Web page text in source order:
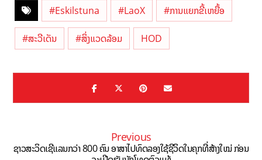
#Eskilstuna #LaoX #ການແຍກຂີ້ເຫຍື້ອ
#ສະວີເດັນ #ສິ່ງແວດລ້ອມ HOD
Previous
ຊາວສະວິດເຊີແລນກວ່າ 800 ຄົນ ອາສາໄປທົດລອງໃຊ້ຊີວິດໃນຄຸກທີ່ສ້າງໃໝ່ ກ່ອນ